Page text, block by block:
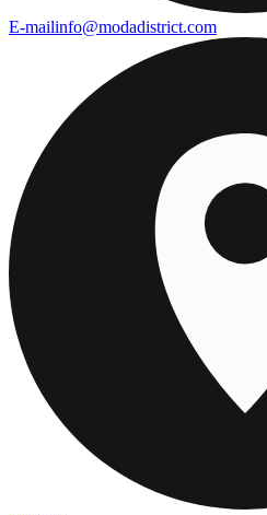
E-mailinfo@modadistrict.com